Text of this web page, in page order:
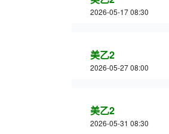
2026-05-17 08:30
美乙2
2026-05-27 08:00
美乙2
2026-05-31 08:30